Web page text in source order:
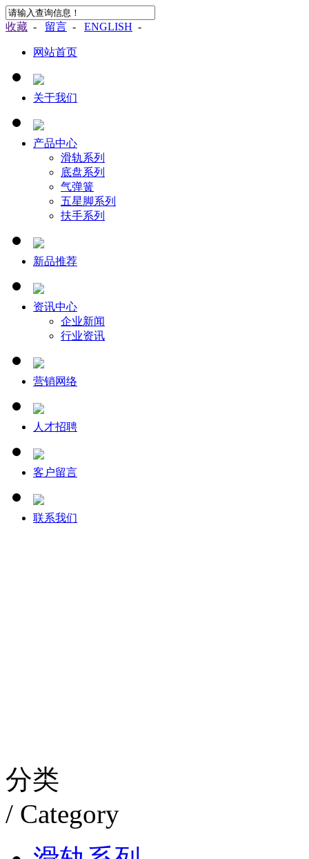
收藏 - 留言 - ENGLISH -
网站首页
关于我们
产品中心
滑轨系列
底盘系列
气弹簧
五星脚系列
扶手系列
新品推荐
资讯中心
企业新闻
行业资讯
营销网络
人才招聘
客户留言
联系我们
分类
/ Category